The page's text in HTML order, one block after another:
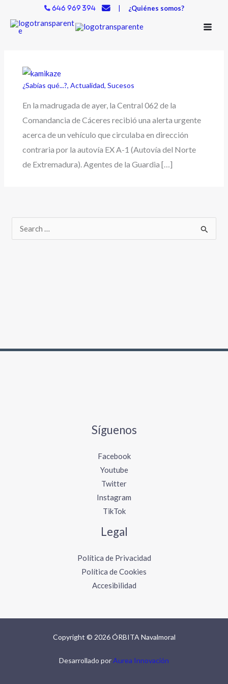
contenido
646 969 394 | ¿Quiénes somos?
¿Sabías qué...?,Actualidad,Sucesos
En la madrugada de ayer, la Central 062 de la
Comandancia de Cáceres recibió una alerta urgente
acerca de un vehículo que circulaba en dirección
contraria por la autovía EX A-1 (Autovía del Norte
de Extremadura). Agentes de la Guardia […]
Síguenos
Facebook
Youtube
Twitter
Instagram
TikTok
Legal
Política de Privacidad
Política de Cookies
Accesibilidad
Copyright © 2026 ÓRBITA Navalmoral
Desarrollado porAurea Innovación